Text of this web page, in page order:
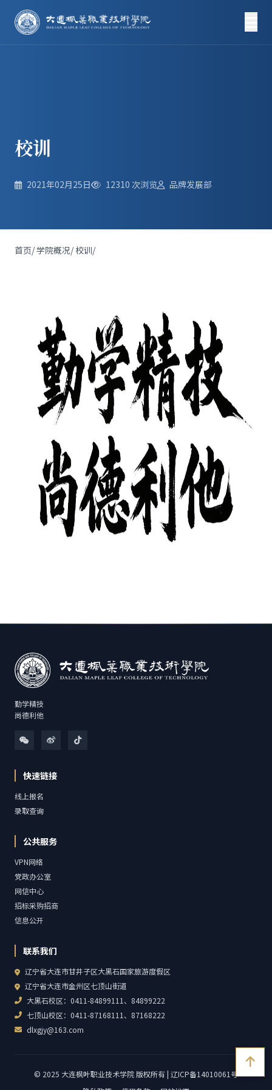
校训
2021年02月25日 12310 次浏览 品牌发展部
首页/学院概况/校训/
勤学精技
尚德利他
快速链接
线上报名
录取查询
公共服务
VPN网络
党政办公室
网信中心
招标采购招商
信息公开
联系我们
辽宁省大连市甘井子区大黑石国家旅游度假区
辽宁省大连市金州区七顶山街道
大黑石校区：0411-84899111、84899222
七顶山校区：0411-87168111、87168222
dlxgjy@163.com
© 2025 大连枫叶职业技术学院 版权所有 | 辽ICP备14010061号